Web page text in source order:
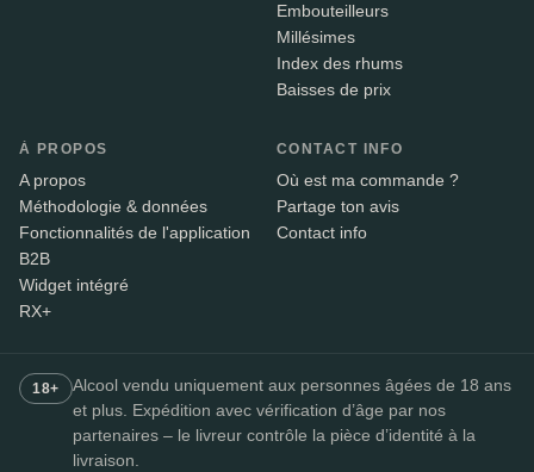
Embouteilleurs
Millésimes
Index des rhums
Baisses de prix
À PROPOS
A propos
Méthodologie & données
Fonctionnalités de l'application
B2B
Widget intégré
RX+
CONTACT INFO
Où est ma commande ?
Partage ton avis
Contact info
18+
Alcool vendu uniquement aux personnes âgées de 18 ans
et plus. Expédition avec vérification d’âge par nos
partenaires – le livreur contrôle la pièce d’identité à la
livraison.